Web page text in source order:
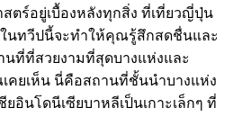
ตร์อยู่เบื้องหลังทุกสิ่ง ที่เที่ยวญี่ปุ่น
นทวีปนี้จะทำให้คุณรู้สึกสดชื่นและ
นที่ที่สวยงามที่สุดบางแห่งและ
คยเห็น นี่คือสถานที่ชั้นนำบางแห่ง
อินโดนีเซียบาหลีเป็นเกาะเล็กๆ ที่